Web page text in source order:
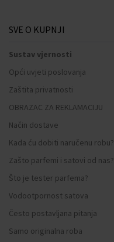
SVE O KUPNJI
Sustav vjernosti
Opći uvjeti poslovanja
Zaštita privatnosti
OBRAZAC ZA REKLAMACIJU
Način dostave
Kada ću dobiti naručenu robu?
Zašto parfemi i satovi od nas?
Što je tester parfema?
Vodootpornost satova
Često postavljana pitanja
Samo originalna roba